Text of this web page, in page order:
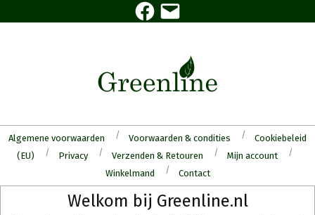
to
Facebook
E-
mail
Algemene voorwaarden Voorwaarden & condities
Cookiebeleid
(EU)
Privacy Verzenden & Retouren
Mijn account
Winkelmand
Contact
Welkom bij Greenline.nl